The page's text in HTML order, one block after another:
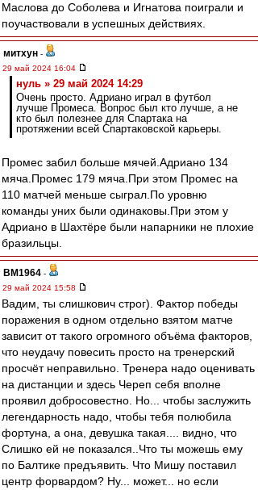
Маслова до Соболева и Игнатова поиграли и
поучаствовали в успешных действиях.
митхун -
29 май 2024 16:04
нуль » 29 май 2024 14:29
Очень просто. Адриано играл в футбол
лучше Промеса. Вопрос был кто лучше, а не
кто был полезнее для Спартака на
протяжении всей Спартаковской карьеры.
Промес забил больше мячей.Адриано 134
мяча.Промес 179 мяча.При этом Промес на
110 матчей меньше сыграл.По уровню
команды уних были одинаковы.При этом у
Адриано в Шахтёре были напарники не плохие
бразильцы.
BM1964 -
29 май 2024 15:58
Вадим, ты слишкович строг). Фактор победы
поражения в одном отдельно взятом матче
зависит от такого огромного объёма факторов,
что неудачу повесить просто на тренерский
просчёт неправильно. Тренера надо оценивать
на дистанции и здесь Череп себя вполне
проявил добросовестно. Но... чтобы заслужить
легендарность надо, чтобы тебя полюбила
фортуна, а она, девушка такая.... видно, что
Слишко ей не показался..Что ты можешь ему
по Балтике предъявить. Что Мишу поставил
центр форвардом? Ну... может... но если